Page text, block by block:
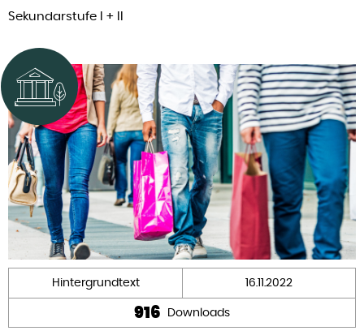
Sekundarstufe I + II
Hintergrundtext 16.11.2022
916 Downloads